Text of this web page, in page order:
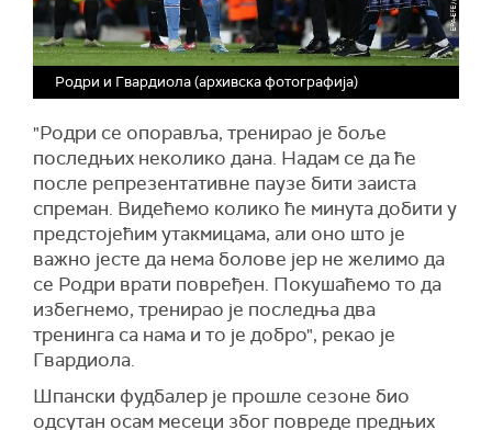
Родри и Гвардиола (архивска фотографија)
"Родри се опоравља, тренирао је боље
последњих неколико дана. Надам се да ће
после репрезентативне паузе бити заиста
спреман. Видећемо колико ће минута добити у
предстојећим утакмицама, али оно што је
важно јесте да нема болове јер не желимо да
се Родри врати повређен. Покушаћемо то да
избегнемо, тренирао је последња два
тренинга са нама и то је добро", рекао је
Гвардиола.
Шпански фудбалер је прошле сезоне био
одсутан осам месеци због повреде предњих